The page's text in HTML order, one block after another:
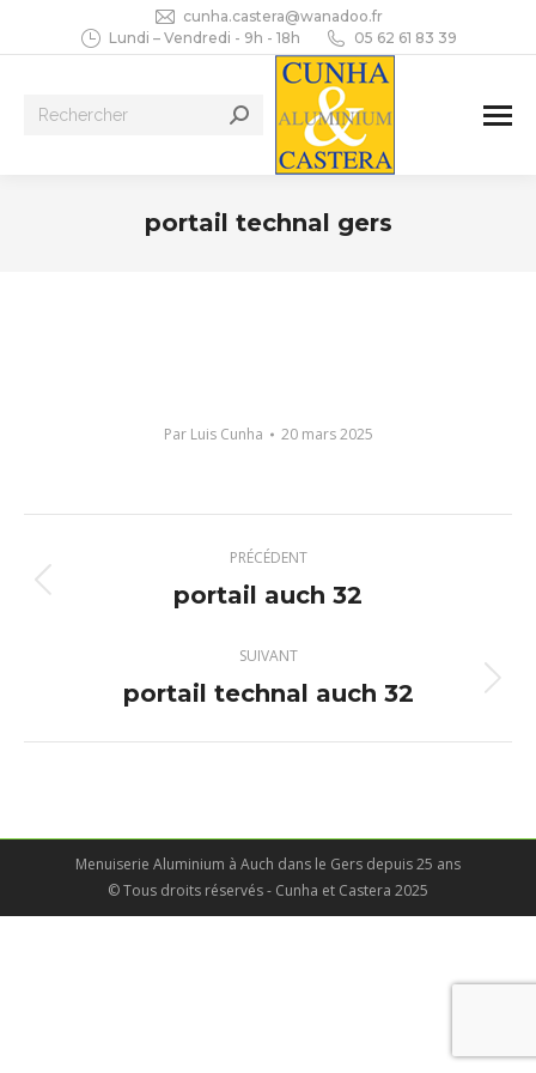
cunha.castera@wanadoo.fr
Lundi – Vendredi - 9h - 18h
05 62 61 83 39
Recherche
portail technal gers
Par Luis Cunha 20 mars 2025
album
PRÉCÉDENT
Album
:
portail auch 32
SUIVANT
Album
portail technal auch 32
Menuiserie Aluminium à Auch dans le Gers depuis 25 ans
© Tous droits réservés - Cunha et Castera 2025